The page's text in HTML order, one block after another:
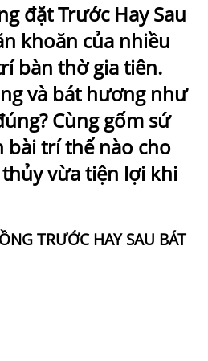
đặt Trước Hay Sau
khoăn của nhiều
bàn thờ gia tiên.
và bát hương như
Cùng gốm sứ
bài trí thế nào cho
vừa tiện lợi khi
TRƯỚC HAY SAU BÁT